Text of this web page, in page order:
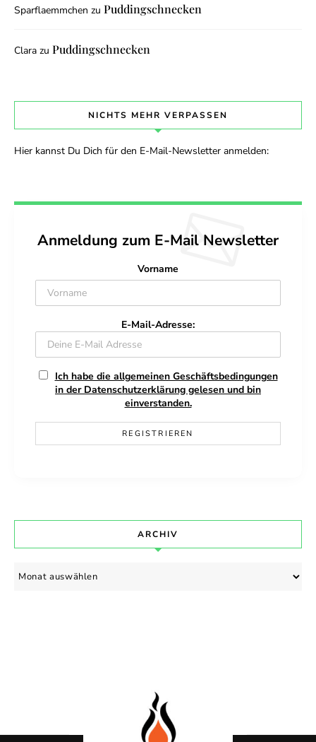
Sparflaemmchen zu Puddingschnecken
Clara zu Puddingschnecken
NICHTS MEHR VERPASSEN
Hier kannst Du Dich für den E-Mail-Newsletter anmelden:
Anmeldung zum E-Mail Newsletter
Vorname
E-Mail-Adresse:
Ich habe die allgemeinen Geschäftsbedingungen
in der Datenschutzerklärung gelesen und bin
einverstanden.
ARCHIV
Archiv